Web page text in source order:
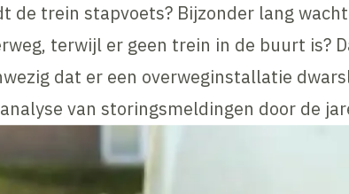
de trein stapvoets? Bijzonder lang
terwijl er geen trein in de buurt is?
dat er een overweginstallatie
van storingsmeldingen door de